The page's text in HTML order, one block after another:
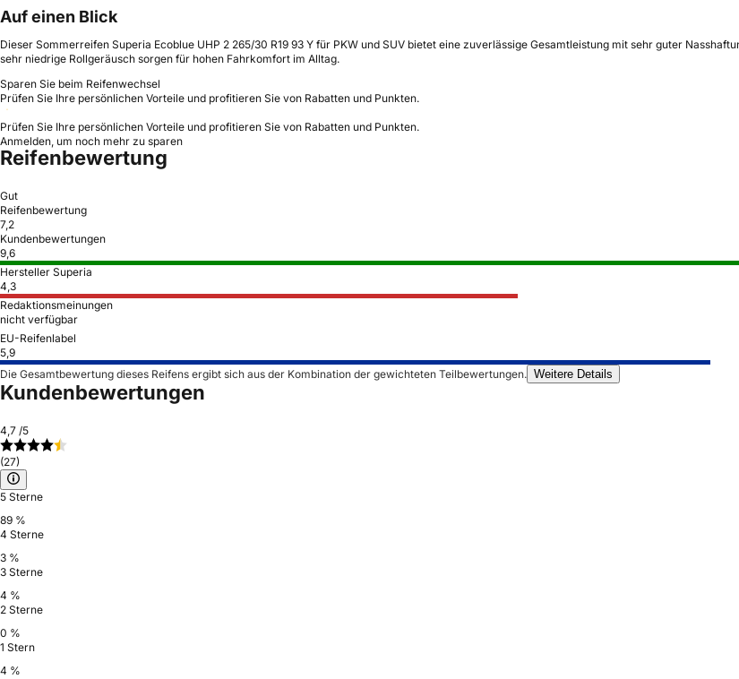
Auf einen Blick
Dieser Sommerreifen Superia Ecoblue UHP 2 265/30 R19 93 Y für PKW und SUV bietet eine zuverlässige Gesamtleistung mit sehr guter
sehr niedrige Rollgeräusch sorgen für hohen Fahrkomfort im Alltag.
Sparen Sie beim Reifenwechsel
Prüfen Sie Ihre persönlichen Vorteile und profitieren Sie von Rabatten und Punkten.
Prüfen Sie Ihre persönlichen Vorteile und profitieren Sie von Rabatten und Punkten.
Anmelden, um noch mehr zu sparen
Reifenbewertung
Gut
Reifenbewertung
7,2
Kundenbewertungen
9,6
Hersteller Superia
4,3
Redaktionsmeinungen
nicht verfügbar
EU-Reifenlabel
5,9
Die Gesamtbewertung dieses Reifens ergibt sich aus der Kombination der gewichteten Teilbewertungen. Weitere Details
Kundenbewertungen
4,7 /5
(27)
5 Sterne
89 %
4 Sterne
3 %
3 Sterne
4 %
2 Sterne
0 %
1 Stern
4 %